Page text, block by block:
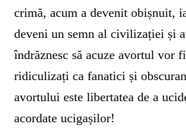
crimă, acum a devenit obișnuit,
deveni un semn al civilizației și
îndrăznesc să acuze avortul vor
ridiculizați ca fanatici și
avortului este libertatea de a
acordate ucigașilor!